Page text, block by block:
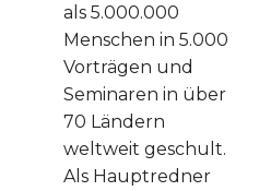
20
"Mach immer
wieder das, was
andere
als 5.000.000
Menschen in 5.000
Vorträgen und
Seminaren in über
70 Ländern
weltweit geschult.
Als Hauptredner